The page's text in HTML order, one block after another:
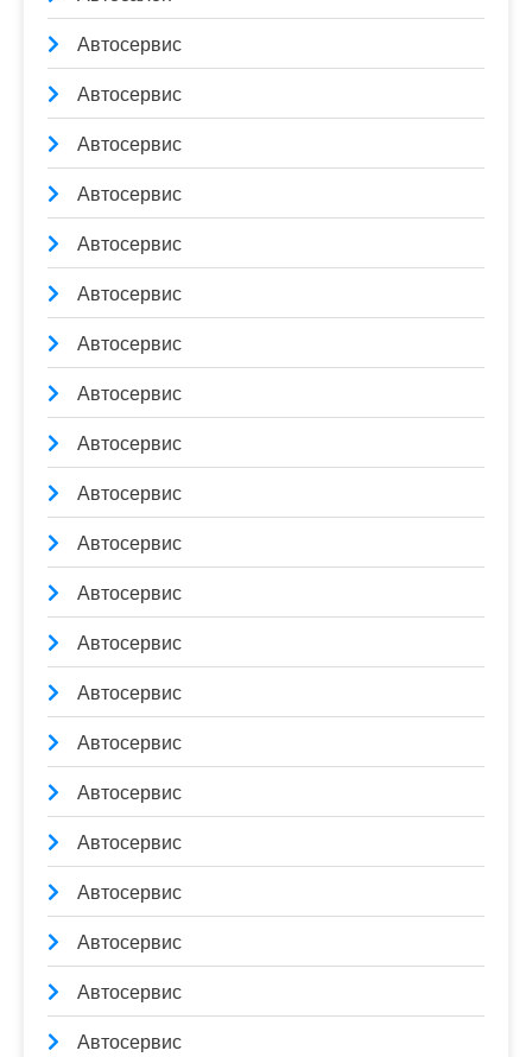
Автосервис
Автосервис
Автосервис
Автосервис
Автосервис
Автосервис
Автосервис
Автосервис
Автосервис
Автосервис
Автосервис
Автосервис
Автосервис
Автосервис
Автосервис
Автосервис
Автосервис
Автосервис
Автосервис
Автосервис
Автосервис